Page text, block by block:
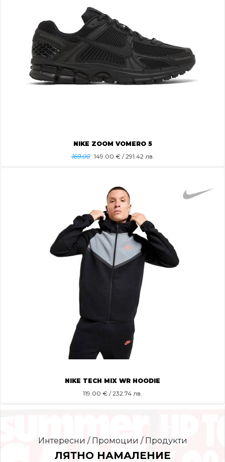
NIKE ZOOM VOMERO 5
169.00 149.00 € / 291.42 лв.
NIKE TECH MIX WR HOODIE
119.00 € / 232.74 лв.
Интересни / Промоции / Продукти
ЛЯТНО НАМАЛЕНИЕ